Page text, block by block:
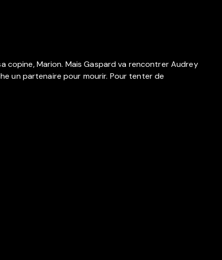
copine, Marion. Mais Gaspard va rencontrer Audrey
un partenaire pour mourir. Pour tenter de